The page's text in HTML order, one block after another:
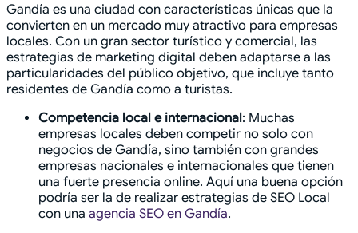
Gandía es una ciudad con características únicas que la
convierten en un mercado muy atractivo para empresas
locales. Con un gran sector turístico y comercial, las
estrategias de marketing digital deben adaptarse a las
particularidades del público objetivo, que incluye tanto
residentes de Gandía como a turistas.
Competencia local e internacional: Muchas
empresas locales deben competir no solo con
negocios de Gandía, sino también con grandes
empresas nacionales e internacionales que tienen
una fuerte presencia online. Aquí una buena opción
podría ser la de realizar estrategias de SEO Local
con una agencia SEO en Gandía.